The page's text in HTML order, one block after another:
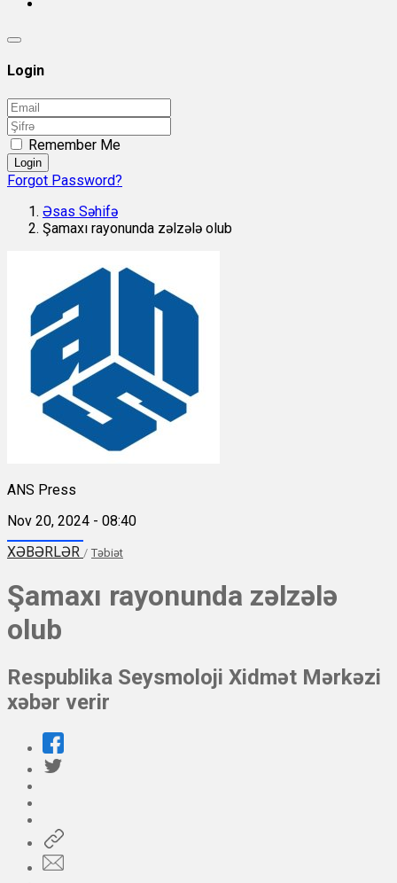
Login
Remember Me
Login
Forgot Password?
Əsas Səhifə
Şamaxı rayonunda zəlzələ olub
ANS Press
Nov 20, 2024 - 08:40
XƏBƏRLƏR / Təbiət
Şamaxı rayonunda zəlzələ
olub
Respublika Seysmoloji Xidmət Mərkəzi
xəbər verir